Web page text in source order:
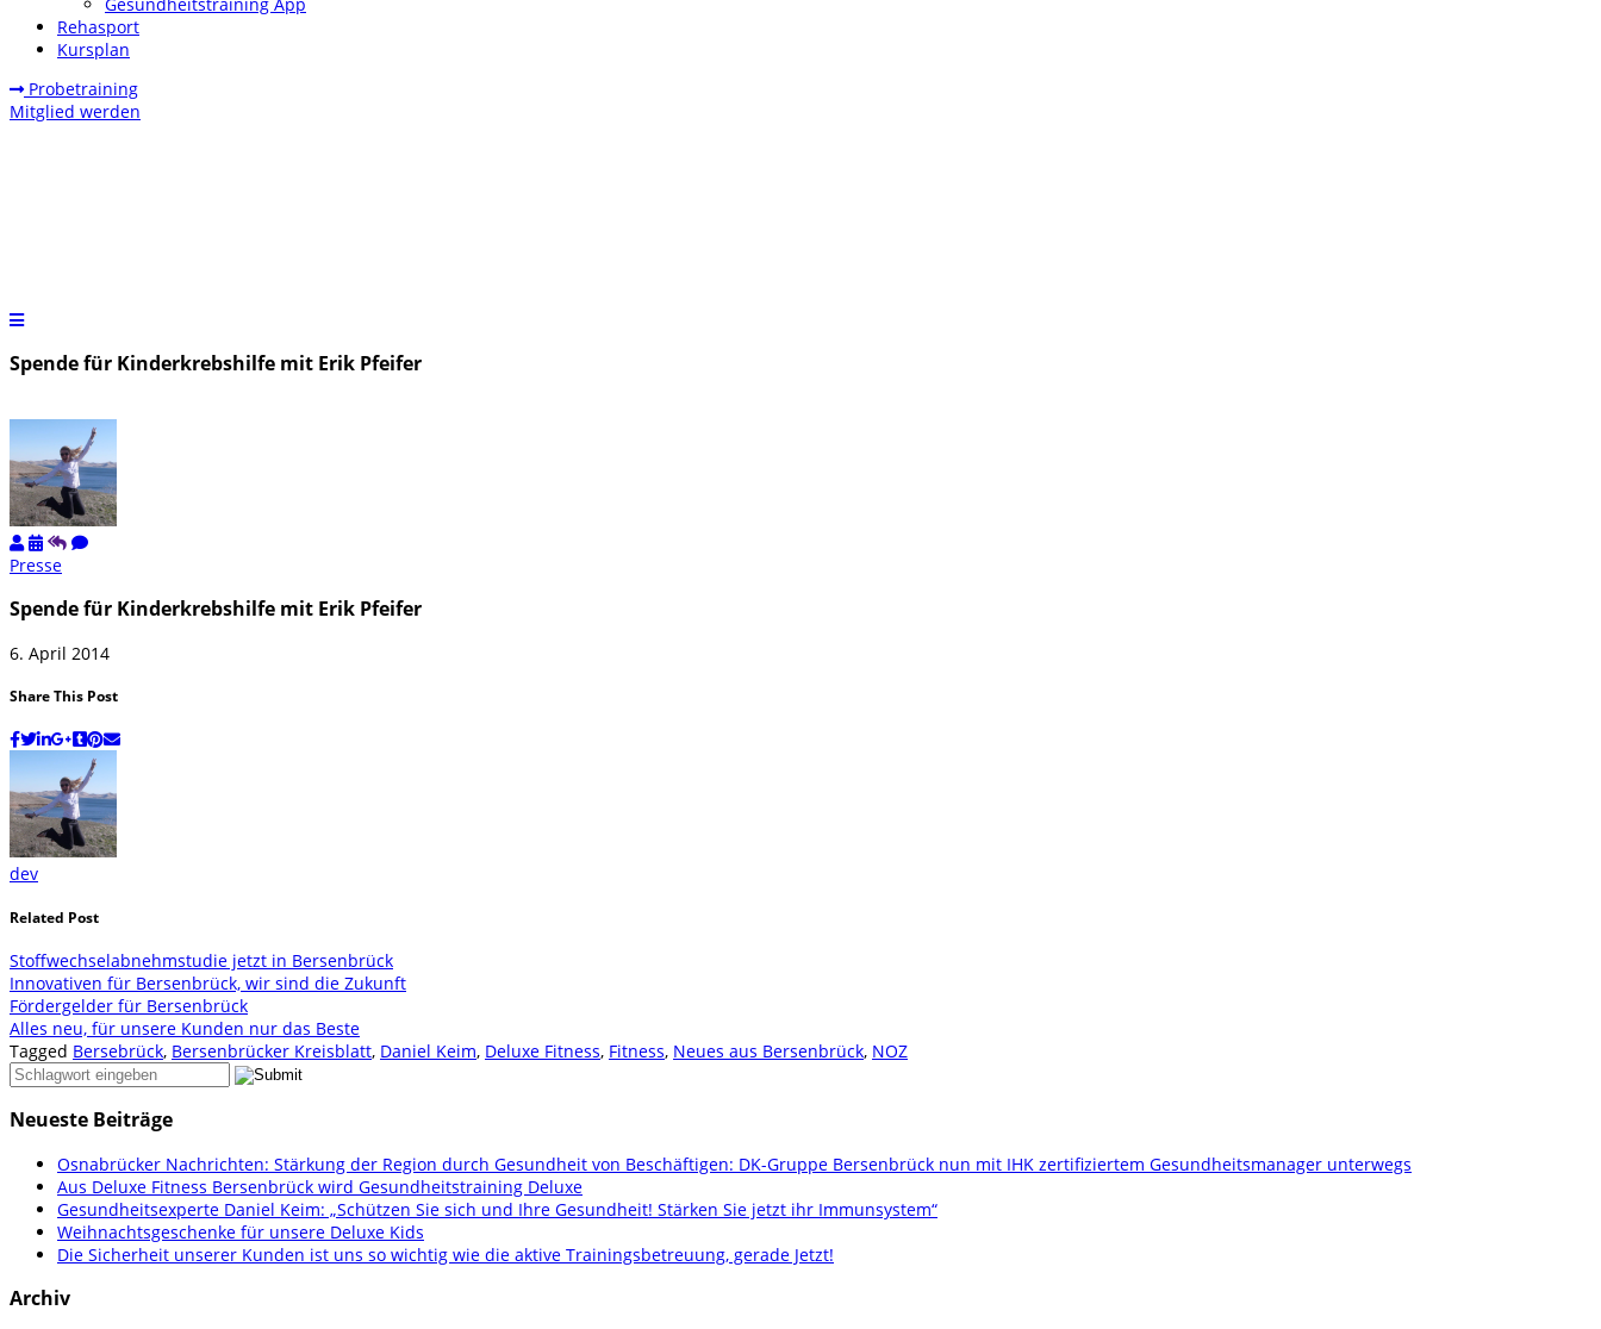
Rehasport
Kursplan
Probetraining
Mitglied werden
Spende für Kinderkrebshilfe mit Erik Pfeifer
Presse
Spende für Kinderkrebshilfe mit Erik Pfeifer
6. April 2014
Share This Post
dev
Related Post
Stoffwechselabnehmstudie jetzt in Bersenbrück
Innovativen für Bersenbrück, wir sind die Zukunft
Fördergelder für Bersenbrück
Alles neu, für unsere Kunden nur das Beste
Tagged Bersebrück, Bersenbrücker Kreisblatt, Daniel Keim, Deluxe Fitness, Fitness, Neues aus Bersenbrück, NOZ
Neueste Beiträge
Osnabrücker Nachrichten: Stärkung der Region durch Gesundheit von Beschäftigen: DK-Gruppe Bersenbrück nun mit IHK zertifiziertem Gesundheitsmanager unterwegs
Aus Deluxe Fitness Bersenbrück wird Gesundheitstraining Deluxe
Gesundheitsexperte Daniel Keim: „Schützen Sie sich und Ihre Gesundheit! Stärken Sie jetzt ihr Immunsystem“
Weihnachtsgeschenke für unsere Deluxe Kids
Die Sicherheit unserer Kunden ist uns so wichtig wie die aktive Trainingsbetreuung, gerade Jetzt!
Archiv